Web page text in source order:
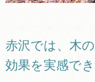
赤沢では、木
効果を実感でき